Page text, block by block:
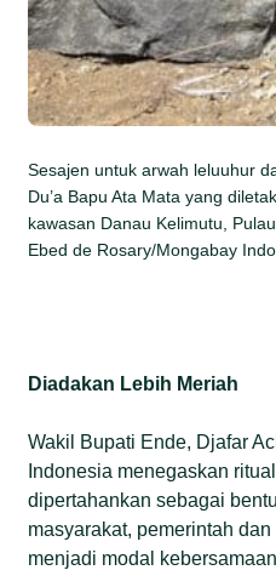
Sesajen untuk arwah leluuhur
Du’a Bapu Ata Mata yang
kawasan Danau Kelimutu,
Ebed de Rosary/Mongabay
Diadakan Lebih Meriah
Wakil Bupati Ende, Djafar
Indonesia menegaskan
dipertahankan sebagai
masyarakat, pemerintah
menjadi modal